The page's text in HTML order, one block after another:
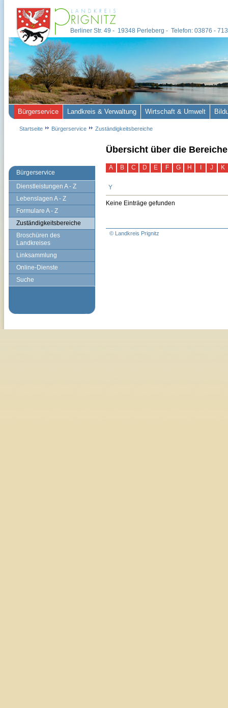
Bürgerservice
Dienstleistungen A - Z
Lebenslagen A - Z
Formulare A - Z
Zuständigkeitsbereiche
Broschüren des
Landkreises
Linksammlung
Online-Dienste
Suche
Übersicht über die
A B C D E F G H J K
Y
Keine Einträge gefunden
© Landkreis Prignitz
Berliner Str. 49 - 19348 Perleberg - Telefon: 03876 -
Bürgerservice Landkreis & Verwaltung Wirtschaft & Umwelt
Startseite Bürgerservice Zuständigkeitsbereiche